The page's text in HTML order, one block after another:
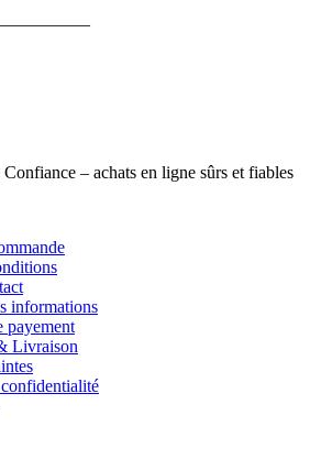
– achats en ligne sûrs et fiables
informations
payement
Livraison